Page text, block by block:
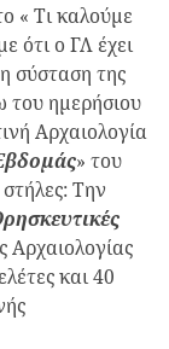
« Τι καλούμε
ότι ο ΓΛ έχει
σύσταση της
του ημερήσιου
Αρχαιολογία
» του
Την
Αρχαιολογίας
και 40